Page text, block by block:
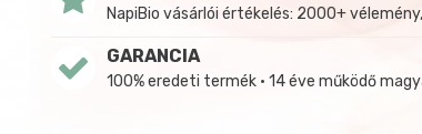
NapiBio vásárlói értékelés: 2000+
GARANCIA
100% eredeti termék • 14 éve működő